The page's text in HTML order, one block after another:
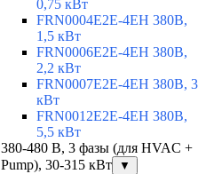
0,75 кВт
FRN0004E2E-4EH 380В,
1,5 кВт
FRN0006E2E-4EH 380В,
2,2 кВт
FRN0007E2E-4EH 380В, 3
кВт
FRN0012E2E-4EH 380В,
5,5 кВт
380-480 В, 3 фазы (для HVAC +
Pump), 30-315 кВт
▼